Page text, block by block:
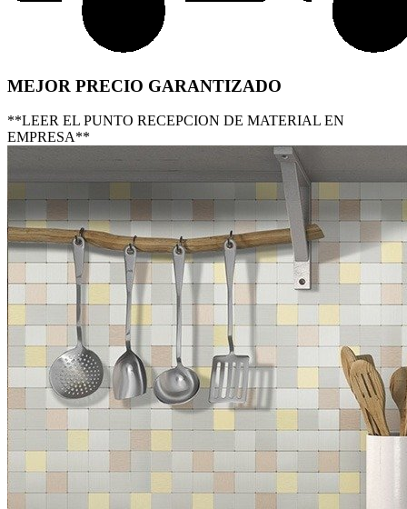
MEJOR PRECIO GARANTIZADO
**LEER EL PUNTO RECEPCION DE MATERIAL EN
EMPRESA**